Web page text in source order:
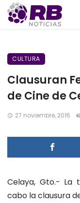
CULTURA
Clausuran
de Cine de
27 noviembre, 2016
Celaya, Gto.- La
cabo la clausura